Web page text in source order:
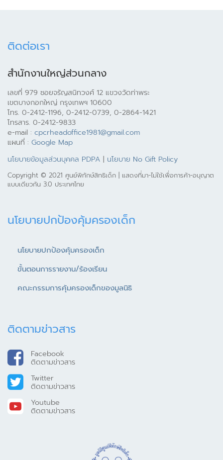
ติดต่อเรา
สำนักงานใหญ่ส่วนกลาง
เลขที่ 979 ซอยจรัญสนิทวงศ์ 12 แขวงวัดท่าพระ
เขตบางกอกใหญ่ กรุงเทพฯ 10600
โทร. 0-2412-1196, 0-2412-0739, 0-2864-1421
โทรสาร. 0-2412-9833
e-mail : cpcrheadoffice1981@gmail.com
แผนที่ : Google Map
นโยบายข้อมูลส่วนบุคคล PDPA | นโยบาย No Gift Policy
Copyright © 2021 ศูนย์พิทักษ์สิทธิเด็ก | แสดงที่มา-ไม่ใช้เพื่อการค้า-อนุญาต
แบบเดียวกัน 3.0 ประเทศไทย
นโยบายปกป้องคุ้มครองเด็ก
นโยบายปกป้องคุ้มครองเด็ก
ขั้นตอนการรายงาน/ร้องเรียน
คณะกรรมการคุ้มครองเด็กของมูลนิธิ
ติดตามข่าวสาร
Facebook
ติดตามข่าวสาร
Twitter
ติดตามข่าวสาร
Youtube
ติดตามข่าวสาร